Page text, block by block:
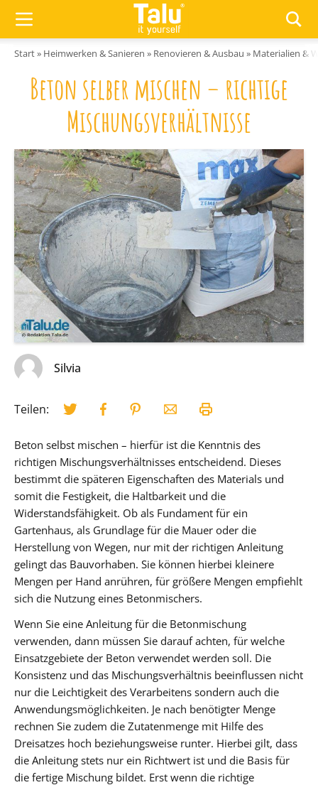
Start» Heimwerken & Sanieren » Renovieren & Ausbau » Materialien &
Beton selber mischen – richtige
Mischungsverhältnisse
Silvia
Teilen:
Beton selbst mischen – hierfür ist die Kenntnis des
richtigen Mischungsverhältnisses entscheidend. Dieses
bestimmt die späteren Eigenschaften des Materials und
somit die Festigkeit, die Haltbarkeit und die
Widerstandsfähigkeit. Ob als Fundament für ein
Gartenhaus, als Grundlage für die Mauer oder die
Herstellung von Wegen, nur mit der richtigen Anleitung
gelingt das Bauvorhaben. Sie können hierbei kleinere
Mengen per Hand anrühren, für größere Mengen empfiehlt
sich die Nutzung eines Betonmischers.
Wenn Sie eine Anleitung für die Betonmischung
verwenden, dann müssen Sie darauf achten, für welche
Einsatzgebiete der Beton verwendet werden soll. Die
Konsistenz und das Mischungsverhältnis beeinflussen nicht
nur die Leichtigkeit des Verarbeitens sondern auch die
Anwendungsmöglichkeiten. Je nach benötigter Menge
rechnen Sie zudem die Zutatenmenge mit Hilfe des
Dreisatzes hoch beziehungsweise runter. Hierbei gilt, dass
die Anleitung stets nur ein Richtwert ist und die Basis für
die fertige Mischung bildet. Erst wenn die richtige